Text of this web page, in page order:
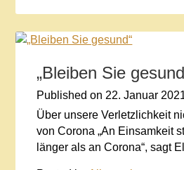
„Bleiben Sie
Published on 22. Januar
Über unsere Verletzlichkeit
von Corona „An Einsamkeit
länger als an Corona“, sagt